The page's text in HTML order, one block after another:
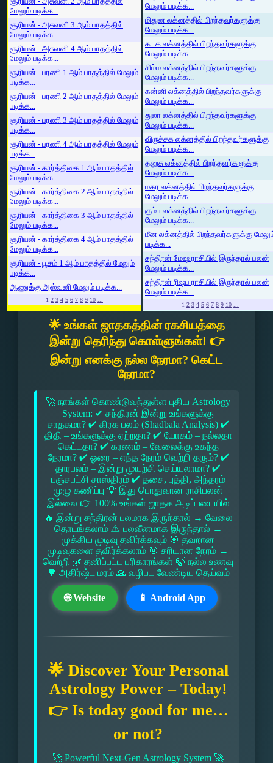
மேலும் படிக்க...
சூரியன் - அசுவனி 3 ஆம் பாதத்தில்
மேலும் படிக்க...
சூரியன் - அசுவனி 4 ஆம் பாதத்தில்
மேலும் படிக்க...
சூரியன் - பரணி 1 ஆம் பாதத்தில் மேலும்
படிக்க...
சூரியன் - பரணி 2 ஆம் பாதத்தில் மேலும்
படிக்க...
சூரியன் - பரணி 3 ஆம் பாதத்தில் மேலும்
படிக்க...
சூரியன் - பரணி 4 ஆம் பாதத்தில் மேலும்
படிக்க...
சூரியன் - கார்த்திகை 1 ஆம் பாதத்தில்
மேலும் படிக்க...
சூரியன் - கார்த்திகை 2 ஆம் பாதத்தில்
மேலும் படிக்க...
சூரியன் - கார்த்திகை 3 ஆம் பாதத்தில்
மேலும் படிக்க...
சூரியன் - கார்த்திகை 4 ஆம் பாதத்தில்
மேலும் படிக்க...
சூரியன் - பூசம் 1 ஆம் பாதத்தில் மேலும்
படிக்க...
ஆணுக்கு அஸ்வனி மேலும் படிக்க...
1 2 3 4 5 6 7 8 9 10 ...
மேலும் படிக்க...
மிதுன லக்னத்தில் பிறந்தவர்களுக்கு
மேலும் படிக்க...
கடக லக்னத்தில் பிறந்தவர்களுக்கு
மேலும் படிக்க...
சிம்ம லக்னத்தில் பிறந்தவர்களுக்கு
மேலும் படிக்க...
கன்னி லக்னத்தில் பிறந்தவர்களுக்கு
மேலும் படிக்க...
துலா லக்னத்தில் பிறந்தவர்களுக்கு
மேலும் படிக்க...
விருச்சக லக்னத்தில் பிறந்தவர்களுக்கு
மேலும் படிக்க...
தனுசு லக்னத்தில் பிறந்தவர்களுக்கு
மேலும் படிக்க...
மகர லக்னத்தில் பிறந்தவர்களுக்கு
மேலும் படிக்க...
கும்ப லக்னத்தில் பிறந்தவர்களுக்கு
மேலும் படிக்க...
மீன லக்னத்தில் பிறந்தவர்களுக்கு
படிக்க...
சந்திரன் மேஷ ராசியில் இருந்தால் பலன்
மேலும் படிக்க...
சந்திரன் ரிஷப ராசியில் இருந்தால் பலன்
மேலும் படிக்க...
1 2 3 4 5 6 7 8 9 10 ...
🌟 உங்கள் ஜாதகத்தின் ரகசியத்தை
இன்று தெரிந்து கொள்ளுங்கள்! 👉
இன்று எனக்கு நல்ல நேரமா? கெட்ட
நேரமா?
🚀 நாங்கள் கொண்டுவந்துள்ள புதிய Astrology
System: ✔ சந்திரன் இன்று உங்களுக்கு
சாதகமா? ✔ கிரக பலம் (Shadbala Analysis) ✔
திதி – உங்களுக்கு ஏற்றதா? ✔ யோகம் – நல்லதா
கெட்டதா? ✔ கரணம் – வேலைக்கு உகந்த
நேரமா? ✔ ஓரை – எந்த நேரம் வெற்றி தரும்? ✔
தாரபலம் – இன்று முயற்சி செய்யலாமா? ✔
பஞ்சபட்சி சாஸ்திரம் ✔ தசை, புத்தி, அந்தரம்
முழு கணிப்பு 💡 இது பொதுவான ராசிபலன்
இல்லை 👉 100% உங்கள் ஜாதக அடிப்படையில்
🔥 இன்று சந்திரன் பலமாக இருந்தால் → வேலை
தொடங்கலாம் ⚠ பலவீனமாக இருந்தால் →
முக்கிய முடிவு தவிர்க்கவும் 🎯 தவறான
முடிவுகளை தவிர்க்கலாம் 🎯 சரியான நேரம் →
வெற்றி 🌿 தனிப்பட்ட பரிகாரங்கள் 🍃 நல்ல உணவு
🌳 அதிர்ஷ்ட மரம் 🙏 வழிபட வேண்டிய தெய்வம்
🌐 Website 📱 Android App
🌟 Discover Your Personal
Astrology Power – Today!
👉 Is today good for me…
or not?
🚀 Powerful Next-Gen Astrology System 🚀